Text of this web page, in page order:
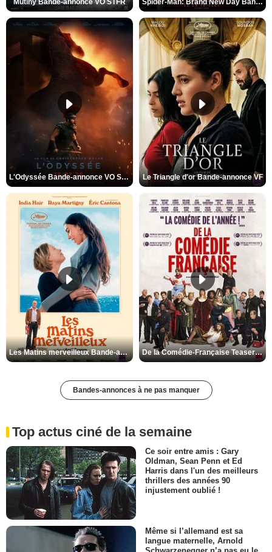
Mutiny Bande-annonce VO STFR Spider-Man: Brand New Day Bande-annonce VO STFR
L'Odyssée Bande-annonce VO STFR Le Triangle d'or Bande-annonce VF
Les Matins merveilleux Bande-annonce VF De la Comédie-Française Teaser VF
Bandes-annonces à ne pas manquer
Top actus ciné de la semaine
Ce soir entre amis : Gary
Oldman, Sean Penn et Ed
Harris dans l'un des meilleurs
thrillers des années 90
injustement oublié !
Même si l’allemand est sa
langue maternelle, Arnold